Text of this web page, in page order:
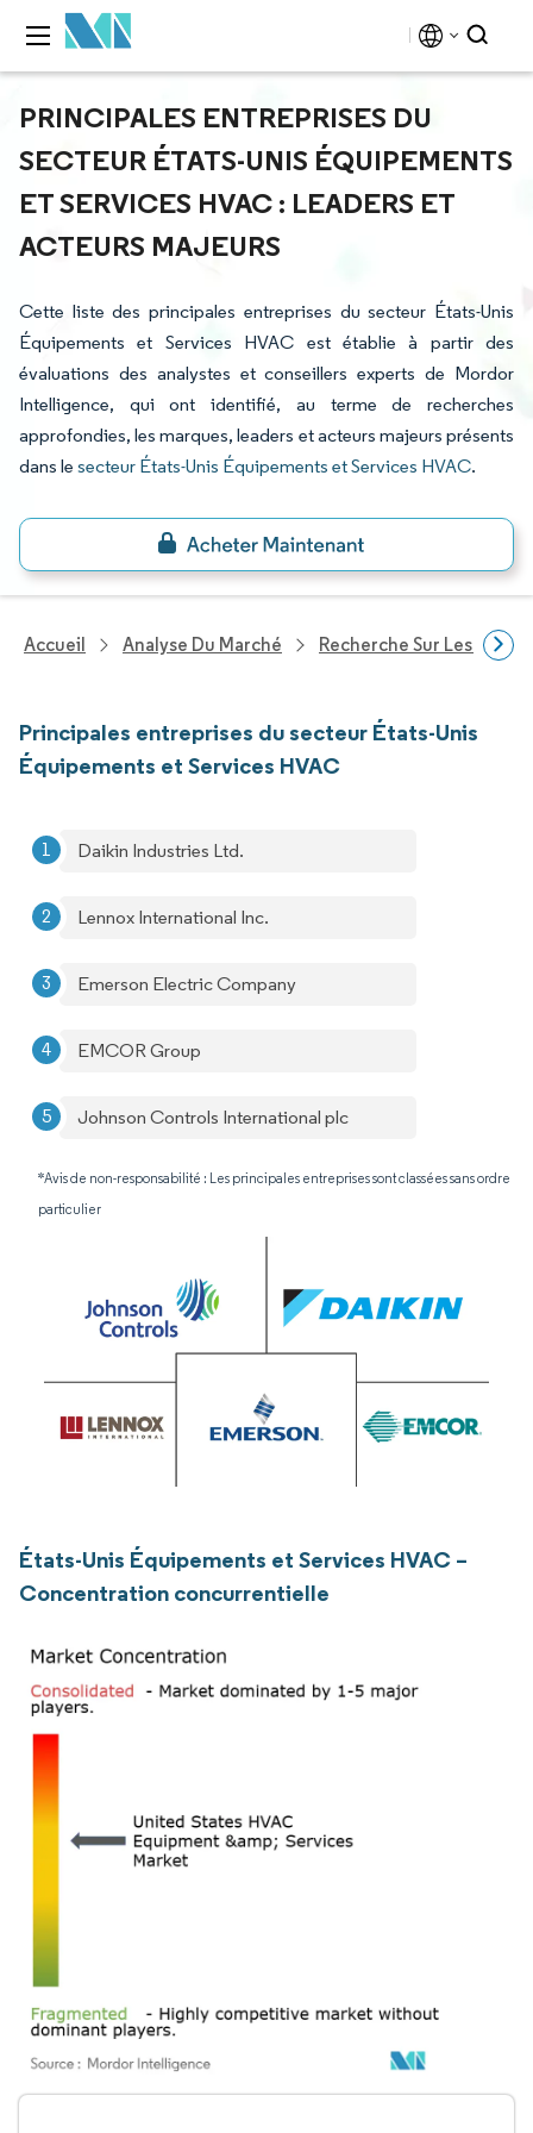
PRINCIPALES ENTREPRISES DU
SECTEUR ÉTATS-UNIS ÉQUIPEMENTS
ET SERVICES HVAC : LEADERS ET
ACTEURS MAJEURS
Cette liste des principales entreprises du secteur États-Unis
Équipements et Services HVAC est établie à partir des
évaluations des analystes et conseillers experts de Mordor
Intelligence, qui ont identifié, au terme de recherches
approfondies, les marques, leaders et acteurs majeurs présents
dans le secteur États-Unis Équipements et Services HVAC.
Accueil Analyse Du Marché Recherche Sur Les
Principales entreprises du secteur États-Unis
Équipements et Services HVAC
Daikin Industries Ltd.
Lennox International Inc.
Emerson Electric Company
EMCOR Group
Johnson Controls International plc
*Avis de non-responsabilité : Les principales entreprises sont classées sans ordre
particulier
États-Unis Équipements et Services HVAC –
Concentration concurrentielle